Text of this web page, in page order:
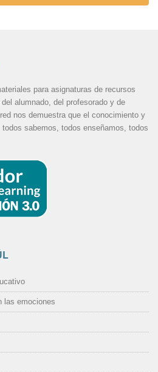
para asignaturas de recursos
alumnado, del profesorado y de
nos demuestra que el conocimiento y
sabemos, todos enseñamos, todos
las emociones